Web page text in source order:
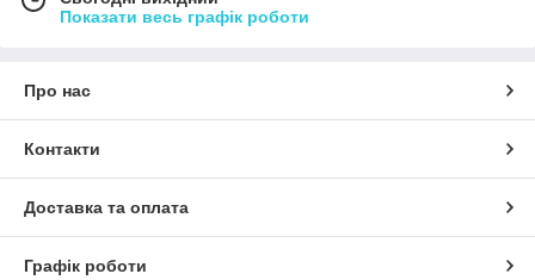
Показати весь графік роботи
Про нас
Контакти
Доставка та оплата
Графік роботи